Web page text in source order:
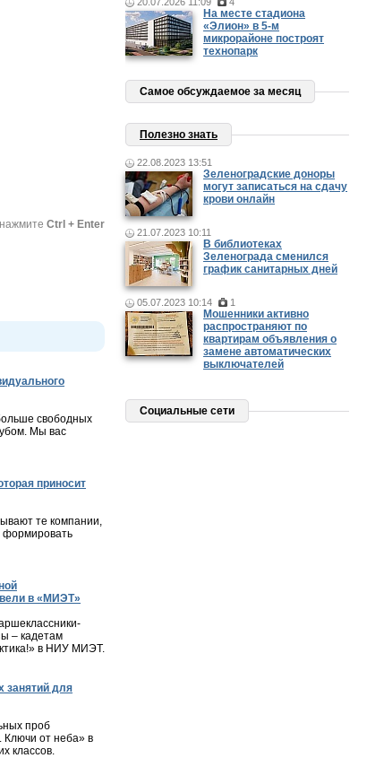
Ctrl + Enter
свободных
Мы вас
приносит
те компании,
формировать
в «МИЭТ»
– кадетам
в НИУ МИЭТ.
занятий для
проб
Ключи от неба» в
классов.
На месте стадиона
«Элион» в 5-м
микрорайоне построят
технопарк
Самое обсуждаемое за месяц
Полезно знать
22.08.2023 13:51
Зеленоградские доноры
могут записаться на сдачу
крови онлайн
21.07.2023 10:11
В библиотеках
Зеленограда сменился
график санитарных дней
05.07.2023 10:14 1
Мошенники активно
распространяют по
квартирам объявления о
замене автоматических
выключателей
Социальные сети